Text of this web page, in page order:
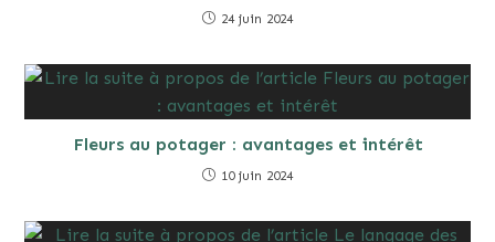
24 juin 2024
Fleurs au potager : avantages et intérêt
10 juin 2024